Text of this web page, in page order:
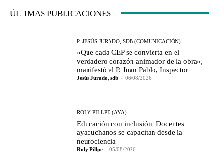
ÚLTIMAS PUBLICACIONES
P. JESÚS JURADO, SDB (COMUNICACIÓN)
«Que cada CEP se convierta en el
verdadero corazón animador de la obra»,
manifestó el P. Juan Pablo, Inspector
Jesús Jurado, sdb - 06/08/2026
ROLY PILLPE (AYA)
Educación con inclusión: Docentes
ayacuchanos se capacitan desde la
neurociencia
Roly Pillpe - 05/08/2026